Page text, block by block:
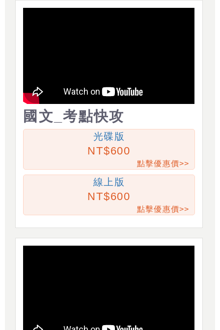
國文_考點快攻
光碟版
600
點擊優惠價>>
線上版
600
點擊優惠價>>